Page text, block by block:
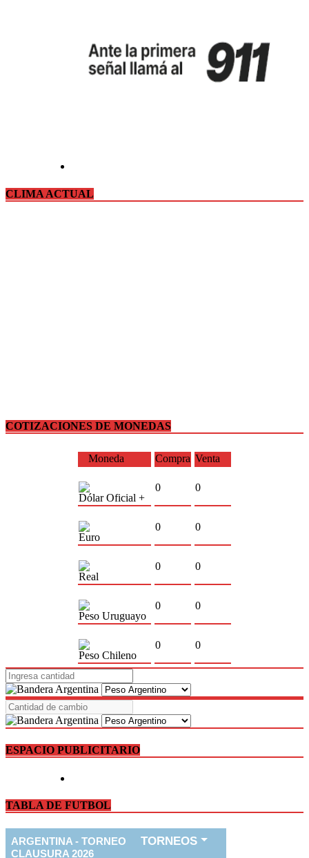
CLIMA ACTUAL
COTIZACIONES DE MONEDAS
Moneda Compra Venta
Dólar Oficial +
0 0
Euro
0 0
Real
0 0
Peso Uruguayo
0 0
Peso Chileno
0 0
ESPACIO PUBLICITARIO
TABLA DE FUTBOL